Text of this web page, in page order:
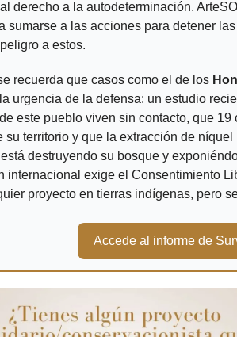
derecho a la autodeterminación.
sumarse a las acciones para detener
a estos.
recuerda que casos como el de los
urgencia de la defensa: un estudio
este pueblo viven sin contacto, que
su territorio y que la extracción de
destruyendo su bosque y
internacional exige el Consentimiento
proyecto en tierras indígenas, pero
Accede al informe de